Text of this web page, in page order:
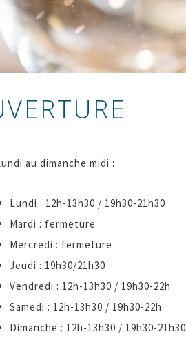
au dimanche midi :
Lundi : 12h-13h30 / 19h30-21h30
Mardi : fermeture
Mercredi : fermeture
Jeudi : 19h30/21h30
Vendredi : 12h-13h30 / 19h30-22h
Samedi : 12h-13h30 / 19h30-22h
Dimanche : 12h-13h30 / 19h30-21h30